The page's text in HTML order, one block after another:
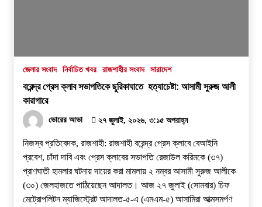
জেলার সংবাদ নির্বাচিত খবর রাজশাহীর সংবাদ সারাদেশ
বরেন্দ্র প্রেস ক্লাব সভাপতিকে ছুরিকাঘাতে হত্যাচেষ্টা: আসামী সুরুজ আলী
কারাগারে
ভোরের আভা ২৭ জুলাই, ২০২৬, ৩:১৫ অপরাহ্ন
নিজস্ব প্রতিবেদক, রাজশাহী: ​রাজশাহী বরেন্দ্র প্রেস ক্লাবে বেআইনি
প্রবেশ, চাঁদা দাবি এবং প্রেস ক্লাবের সভাপতি রেজাউল করিমকে (৩৭)
প্রাণঘাতী হামলার ঘটনায় দায়ের করা মামলায় ২ নম্বর আসামী সুরুজ আলীকে
(৩০) জেলহাজতে পাঠিয়েছেন আদালত। ​আজ ২৭ জুলাই (সোমবার) চিফ
মেট্রোপলিটন ম্যাজিস্ট্রেট আদালত-৫-এ (এমএম-৫) আসামিরা আত্মসমর্পণ